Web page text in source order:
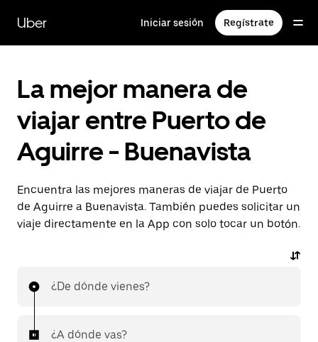
contenido
principal
Uber Iniciar sesión Regístrate
La mejor manera de
viajar entre Puerto de
Aguirre - Buenavista
Encuentra las mejores maneras de viajar de Puerto
de Aguirre a Buenavista. También puedes solicitar un
viaje directamente en la App con solo tocar un botón.
¿De dónde vienes?
¿A dónde vas?